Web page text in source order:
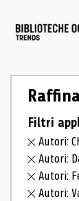
Filtri
Autori:
Autori:
Autori:
Autori: